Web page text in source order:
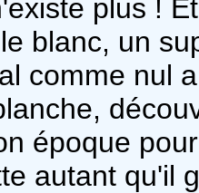
plus !
blanc, un
comme nul
époque
autant qu'il